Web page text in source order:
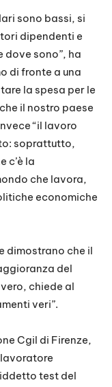
sono bassi, si
dipendenti e
dove sono”, ha
di fronte a una
la spesa per le
il nostro paese
“il lavoro
soprattutto,
c’è la
che lavora,
economiche
dimostrano che il
del
chiede al
veri”.
Cgil di Firenze,
test del